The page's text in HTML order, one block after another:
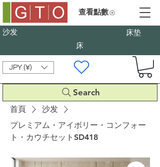
沙发
床垫
床
JPY (¥)
Search
查看點數
首頁
沙发
プレミアム・アイボリー・コンフォー
ト・カウチセットSD418